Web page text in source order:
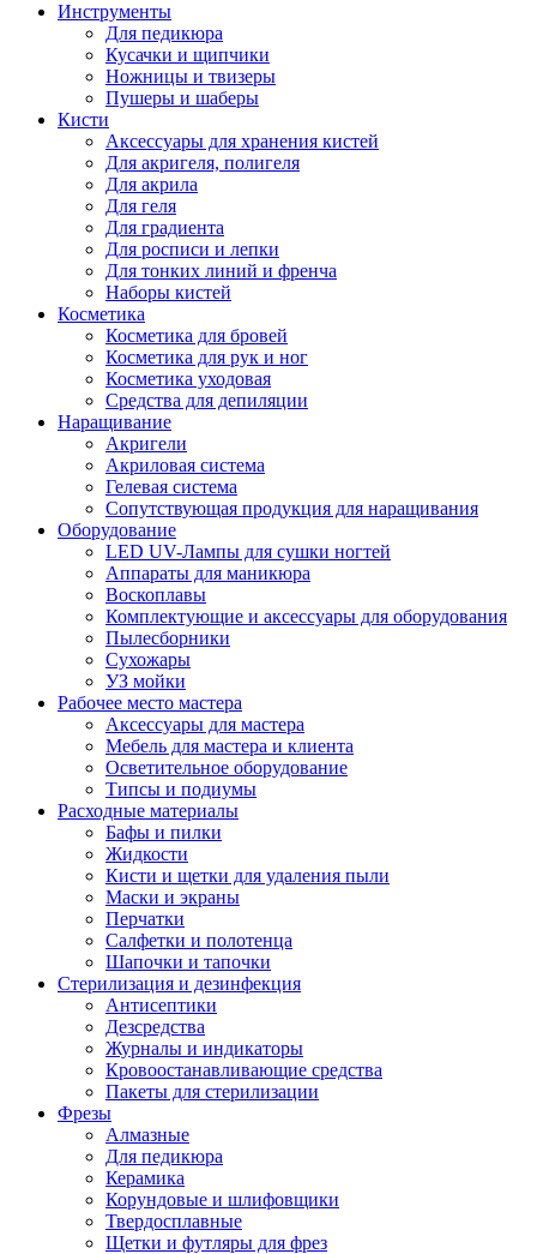
Инструменты
Для педикюра
Кусачки и щипчики
Ножницы и твизеры
Пушеры и шаберы
Кисти
Аксессуары для хранения кистей
Для акригеля, полигеля
Для акрила
Для геля
Для градиента
Для росписи и лепки
Для тонких линий и френча
Наборы кистей
Косметика
Косметика для бровей
Косметика для рук и ног
Косметика уходовая
Средства для депиляции
Наращивание
Акригели
Акриловая система
Гелевая система
Сопутствующая продукция для наращивания
Оборудование
LED UV-Лампы для сушки ногтей
Аппараты для маникюра
Воскоплавы
Комплектующие и аксессуары для оборудования
Пылесборники
Сухожары
УЗ мойки
Рабочее место мастера
Аксессуары для мастера
Мебель для мастера и клиента
Осветительное оборудование
Типсы и подиумы
Расходные материалы
Бафы и пилки
Жидкости
Кисти и щетки для удаления пыли
Маски и экраны
Перчатки
Салфетки и полотенца
Шапочки и тапочки
Стерилизация и дезинфекция
Антисептики
Дезсредства
Журналы и индикаторы
Кровоостанавливающие средства
Пакеты для стерилизации
Фрезы
Алмазные
Для педикюра
Керамика
Корундовые и шлифовщики
Твердосплавные
Щетки и футляры для фрез